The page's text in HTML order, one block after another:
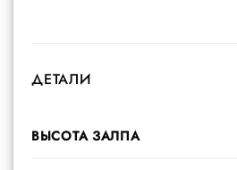
ДЕТАЛИ
ВЫСОТА ЗАЛПА